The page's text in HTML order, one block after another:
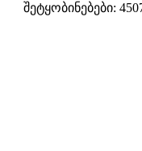
შეტყობინებები: